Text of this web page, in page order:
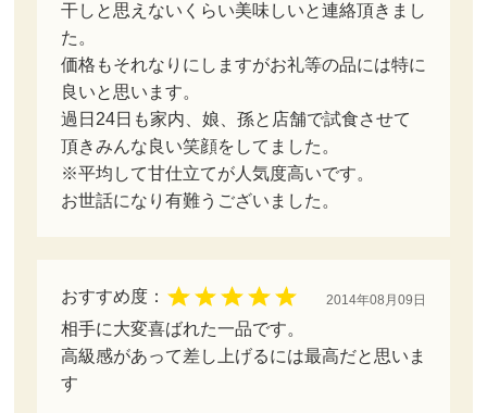
干しと思えないくらい美味しいと連絡頂きまし
た。
価格もそれなりにしますがお礼等の品には特に
良いと思います。
過日24日も家内、娘、孫と店舗で試食させて
頂きみんな良い笑顔をしてました。
※平均して甘仕立てが人気度高いです。
お世話になり有難うございました。
おすすめ度： 2014年08月09日
相手に大変喜ばれた一品です。
高級感があって差し上げるには最高だと思いま
す